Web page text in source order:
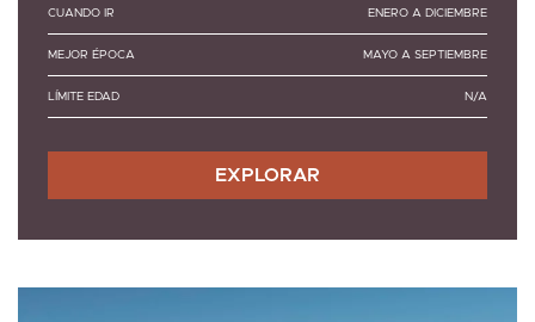
CUANDO IR ENERO A DICIEMBRE
MEJOR ÉPOCA MAYO A SEPTIEMBRE
LÍMITE EDAD N/A
EXPLORAR